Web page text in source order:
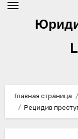
Главная страница
Рецидив